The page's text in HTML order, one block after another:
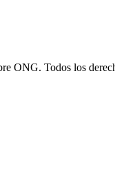
ONG. Todos los